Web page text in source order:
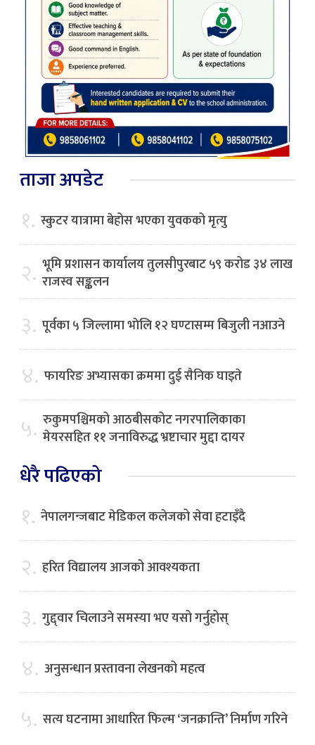
ताजा अपडेट
१. स्कुटर यात्रामा बेहोस भएका युवकको मृत्यु
२. भूमि प्रशासन कार्यालय तुलसीपुरबाट ५९ करोड ३४ लाख
राजस्व सङ्कलन
३. पूर्वका ५ जिल्लामा भाेलि १२ घण्टासम्म बिजुली नआउने
४. फायरिङ अभ्यासका क्रममा दुई सैनिक घाइते
५. रुकुमपश्चिमको आठबीसकोट नगरपालिकाका
मेयरसहित ११ जनाविरुद्ध भ्रष्टाचार मुद्दा दायर
धेरै पढिएको
१. नेपालगन्जबाट मेडिकल कलेजको सेवा हटाइँदै
२. हरित विद्यालय आजको आवश्यकता
३. गुद्द्वार चिलाउने समस्या भए यसो गर्नुहोस्
४. अनुसन्धान प्रस्तावना लेखनको महत्व
५. सत्य घटनामा आधारित फिल्म ‘जनक्रान्ति’ निर्माण गरिने